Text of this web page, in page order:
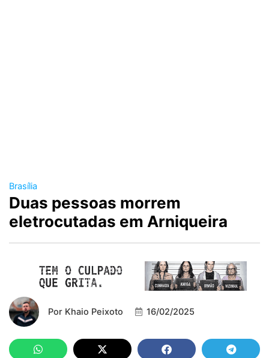
Brasília
Duas pessoas morrem
eletrocutadas em Arniqueira
Por Khaio Peixoto 16/02/2025